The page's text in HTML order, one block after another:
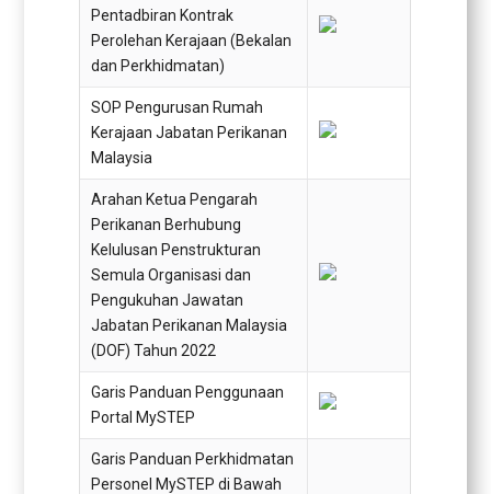
Pentadbiran Kontrak
Perolehan Kerajaan (Bekalan
dan Perkhidmatan)
SOP Pengurusan Rumah
Kerajaan Jabatan Perikanan
Malaysia
Arahan Ketua Pengarah
Perikanan Berhubung
Kelulusan Penstrukturan
Semula Organisasi dan
Pengukuhan Jawatan
Jabatan Perikanan Malaysia
(DOF) Tahun 2022
Garis Panduan Penggunaan
Portal MySTEP
Garis Panduan Perkhidmatan
Personel MySTEP di Bawah